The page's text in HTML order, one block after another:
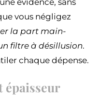
évidence, sans
vous négligez
la part main-
filtre à désillusion.
chaque dépense.
épaisseur